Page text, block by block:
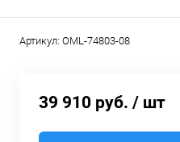
Артикул: OML-74803-08
39 910 руб. / шт